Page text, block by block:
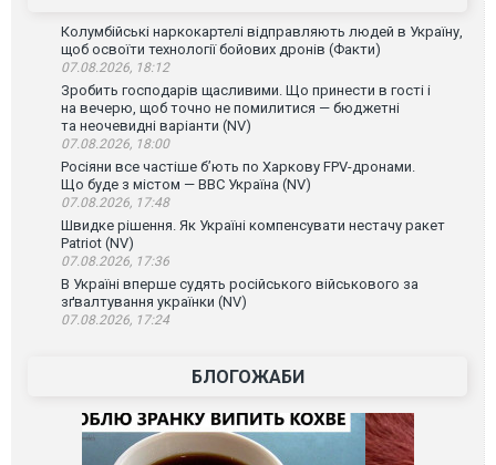
Колумбійські наркокартелі відправляють людей в Україну,
щоб освоїти технології бойових дронів (Факти)
07.08.2026, 18:12
Зробить господарів щасливими. Що принести в гості і
на вечерю, щоб точно не помилитися — бюджетні
та неочевидні варіанти (NV)
07.08.2026, 18:00
Росіяни все частіше бʼють по Харкову FPV-дронами.
Що буде з містом — ВВС Україна (NV)
07.08.2026, 17:48
Швидке рішення. Як Україні компенсувати нестачу ракет
Patriot (NV)
07.08.2026, 17:36
В Україні вперше судять російського військового за
зґвалтування українки (NV)
07.08.2026, 17:24
БЛОГОЖАБИ